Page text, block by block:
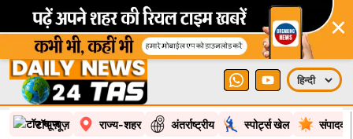
×
टॉप न्यूज़ राज्य-शहर अंतर्राष्ट्रीय स्पोर्ट्स खेल